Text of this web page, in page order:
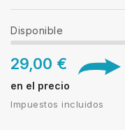
Disponible
29,00 €
en el precio
Impuestos incluidos